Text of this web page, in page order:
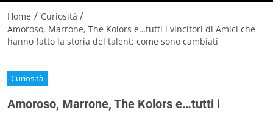
Home / Curiosità /
Amoroso, Marrone, The Kolors e…tutti i vincitori di Amici che
hanno fatto la storia del talent: come sono cambiati
Curiosità
Amoroso, Marrone, The Kolors e…tutti i